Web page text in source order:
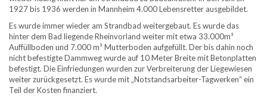
1927 bis 1936 werden in Mannheim 4.000 Lebensretter ausgebildet.
Es wurde immer wieder am Strandbad weitergebaut. Es wurde das
hinter dem Bad liegende Rheinvorland weiter mit etwa 33.000m³
Auffüllboden und 7.000 m³ Mutterboden aufgefüllt. Der bis dahin noch
nicht befestigte Dammweg wurde auf 10 Meter Breite mit Betonplatten
befestigt. Die Einfriedungen wurden zur Verbreiterung der Liegewiesen
weiter zurückgesetzt. Es wurde mit „Notstandsarbeiter-Tagwerken“ ein
Teil der Kosten finanziert.